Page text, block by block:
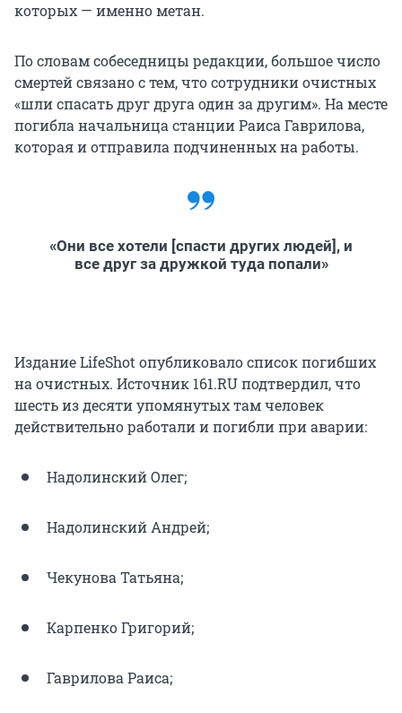
которых — именно метан.
По словам собеседницы редакции, большое число
смертей связано с тем, что сотрудники очистных
«шли спасать друг друга один за другим». На месте
погибла начальница станции Раиса Гаврилова,
которая и отправила подчиненных на работы.
«Они все хотели [спасти других людей], и
все друг за дружкой туда попали»
Издание LifeShot опубликовало список погибших
на очистных. Источник 161.RU подтвердил, что
шесть из десяти упомянутых там человек
действительно работали и погибли при аварии:
Надолинский Олег;
Надолинский Андрей;
Чекунова Татьяна;
Карпенко Григорий;
Гаврилова Раиса;